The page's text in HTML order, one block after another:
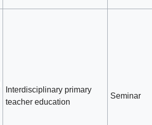
Interdisciplinary primary
teacher education
Seminar